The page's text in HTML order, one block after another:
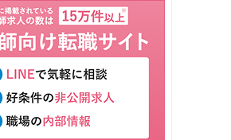
円
備施工管理 【業種】建設＞建設・建築・土木 ※会
…続きを見る
／製造(ビール)「やってみなはれ」の自
株式会社
あり 職場内禁煙